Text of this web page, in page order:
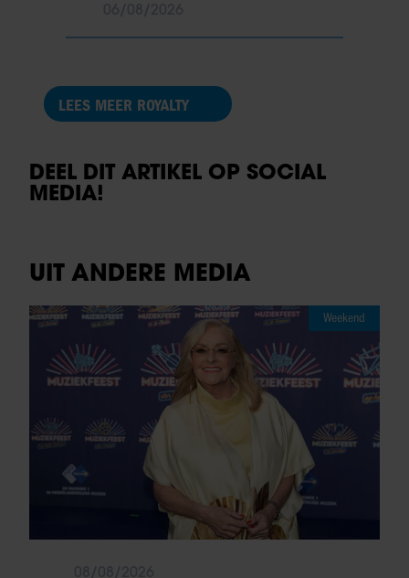
LEES MEER ROYALTY
DEEL DIT ARTIKEL OP SOCIAL
MEDIA!
UIT ANDERE MEDIA
Weekend